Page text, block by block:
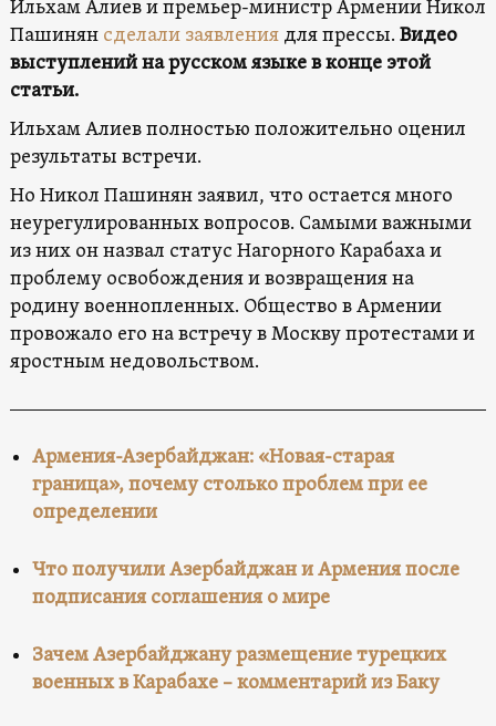
Ильхам Алиев и премьер-министр Армении Никол
Пашинян сделали заявления для прессы. Видео
выступлений на русском языке в конце этой
статьи.
Ильхам Алиев полностью положительно оценил
результаты встречи.
Но Никол Пашинян заявил, что остается много
неурегулированных вопросов. Самыми важными
из них он назвал статус Нагорного Карабаха и
проблему освобождения и возвращения на
родину военнопленных. Общество в Армении
провожало его на встречу в Москву протестами и
яростным недовольством.
Армения-Азербайджан: «Новая-старая
граница», почему столько проблем при ее
определении
Что получили Азербайджан и Армения после
подписания соглашения о мире
Зачем Азербайджану размещение турецких
военных в Карабахе – комментарий из Баку